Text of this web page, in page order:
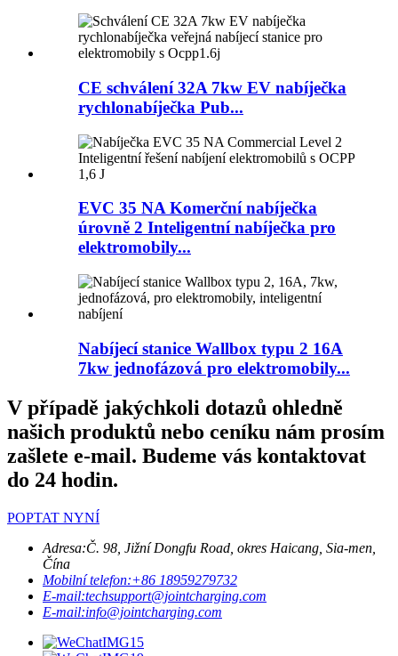
CE schválení 32A 7kw EV nabíječka
rychlonabíječka Pub...
EVC 35 NA Komerční nabíječka
úrovně 2 Inteligentní nabíječka pro
elektromobily...
Nabíjecí stanice Wallbox typu 2 16A
7kw jednofázová pro elektromobily...
V případě jakýchkoli dotazů ohledně
našich produktů nebo ceníku nám prosím
zašlete e-mail. Budeme vás kontaktovat
do 24 hodin.
POPTAT NYNÍ
Adresa:Č. 98, Jižní Dongfu Road, okres Haicang, Sia-men,
Čína
Mobilní telefon:+86 18959279732
E-mail:techsupport@jointcharging.com
E-mail:info@jointcharging.com